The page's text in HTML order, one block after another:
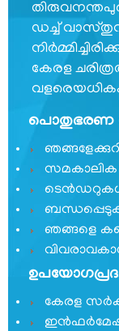
പ്രധാന
വ്യക്തികള്‍
സംഘടനാ
ഘടന
വിഭാഗങ്ങൾ
സ്വതന്ത്ര
സൈനിക്
സമ്മാന്‍
യോജന
കേരള
സ്വാതന്ത്ര്യ
പദ്ധതി
ഡച്ച്
കേരള
പൊതുഭരണ
സമകാലിക
ഞങ്ങളെ
കേരള